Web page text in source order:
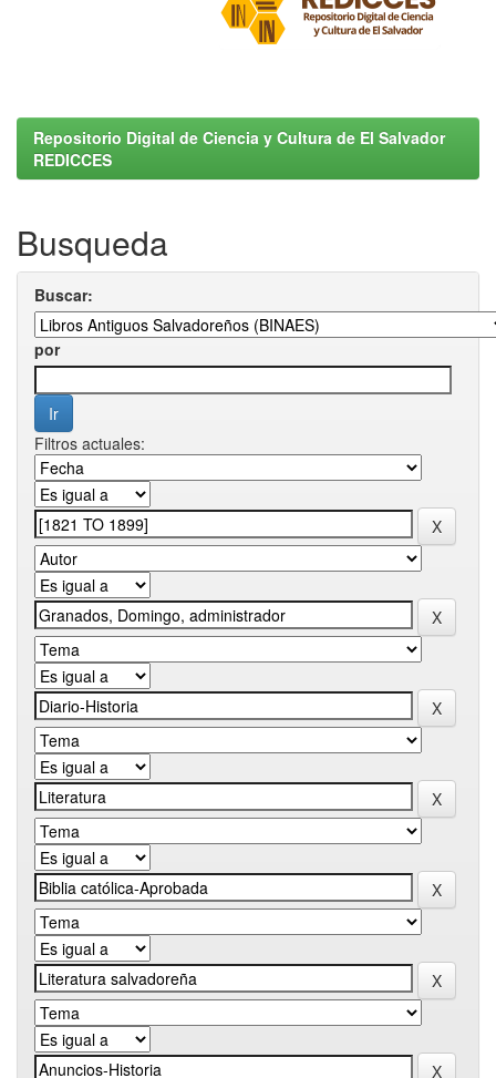
Repositorio Digital de Ciencia y Cultura de El Salvador
REDICCES
Busqueda
Buscar:
por
Filtros actuales: